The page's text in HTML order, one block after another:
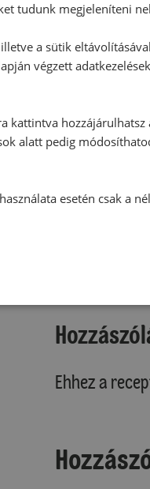
Ehhez a
tudunk megjeleníteni
a sütik
végzett
kattintva
alatt pedig
esetén csak a